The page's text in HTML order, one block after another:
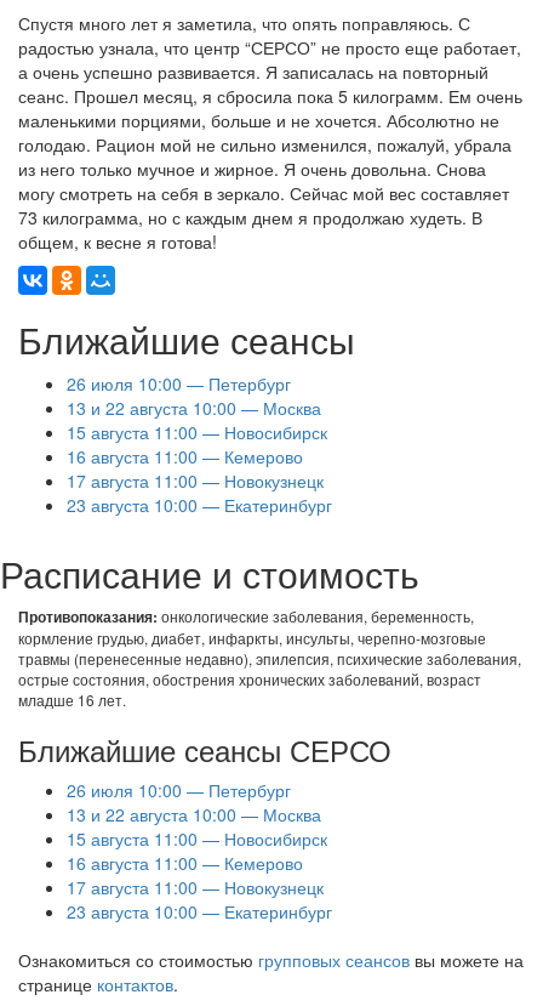
Спустя много лет я заметила, что опять поправляюсь. С
радостью узнала, что центр “СЕРСО” не просто еще работает,
а очень успешно развивается. Я записалась на повторный
сеанс. Прошел месяц, я сбросила пока 5 килограмм. Ем очень
маленькими порциями, больше и не хочется. Абсолютно не
голодаю. Рацион мой не сильно изменился, пожалуй, убрала
из него только мучное и жирное. Я очень довольна. Снова
могу смотреть на себя в зеркало. Сейчас мой вес составляет
73 килограмма, но с каждым днем я продолжаю худеть. В
общем, к весне я готова!
Ближайшие сеансы
26 июля 10:00 — Петербург
13 и 22 августа 10:00 — Москва
15 августа 11:00 — Новосибирск
16 августа 11:00 — Кемерово
17 августа 11:00 — Новокузнецк
23 августа 10:00 — Екатеринбург
Расписание и стоимость
Противопоказания: онкологические заболевания, беременность,
кормление грудью, диабет, инфаркты, инсульты, черепно-мозговые
травмы (перенесенные недавно), эпилепсия, психические заболевания,
острые состояния, обострения хронических заболеваний, возраст
младше 16 лет.
Ближайшие сеансы СЕРСО
26 июля 10:00 — Петербург
13 и 22 августа 10:00 — Москва
15 августа 11:00 — Новосибирск
16 августа 11:00 — Кемерово
17 августа 11:00 — Новокузнецк
23 августа 10:00 — Екатеринбург
Ознакомиться со стоимостью групповых сеансов вы можете на
странице контактов.